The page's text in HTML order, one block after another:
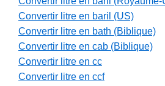
Convertir litre en baril (US)
Convertir litre en bath (Biblique)
Convertir litre en cab (Biblique)
Convertir litre en cc
Convertir litre en ccf